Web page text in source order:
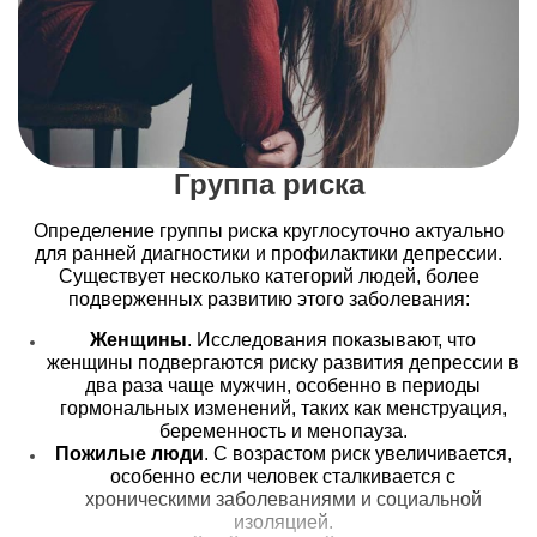
психоэмоциональное состояние человека, усиливая
риск развития депрессии. Точное определение причин
является ключевым этапом в разработке
эффективного плана лечения.
Стадии депрессивного состояния
Понимание симптомов и лечения депрессии
неразрывно связано с определением ее стадий.
Каждая стадия имеет свои характерные проявления и
требует индивидуализированного подхода. Обычно
выделяют три основные стадии:
Легкая стадия. Симптомы существуют, но еще не
оказывают существенного влияния на качество
жизни. В этот период возможно эффективное
вмешательство без применения медикаментов.
Средняя стадия. Симптомы становятся более
выраженными, начинают влиять на
профессиональную и личную жизнь. Здесь уже
необходима медикаментозная поддержка и
регулярные консультации с психотерапевтом.
Тяжелая стадия
. Симптомы крайне выражены,
Группа риска
Определение группы риска круглосуточно актуально
для ранней диагностики и профилактики депрессии.
Существует несколько категорий людей, более
подверженных развитию этого заболевания:
Женщины. Исследования показывают, что
женщины подвергаются риску развития депрессии в
два раза чаще мужчин, особенно в периоды
гормональных изменений, таких как менструация,
беременность и менопауза.
Пожилые люди. С возрастом риск увеличивается,
особенно если человек сталкивается с
хроническими заболеваниями и социальной
изоляцией.